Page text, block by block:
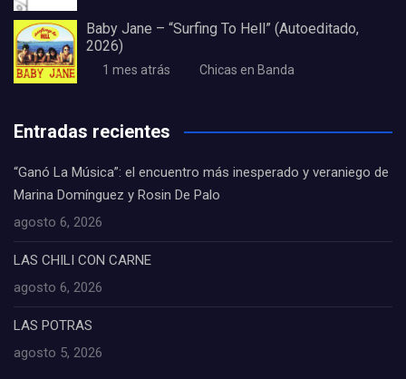
Baby Jane – “Surfing To Hell” (Autoeditado,
2026)
1 mes atrás Chicas en Banda
Entradas recientes
“Ganó La Música”: el encuentro más inesperado y veraniego de
Marina Domínguez y Rosin De Palo
agosto 6, 2026
LAS CHILI CON CARNE
agosto 6, 2026
LAS POTRAS
agosto 5, 2026